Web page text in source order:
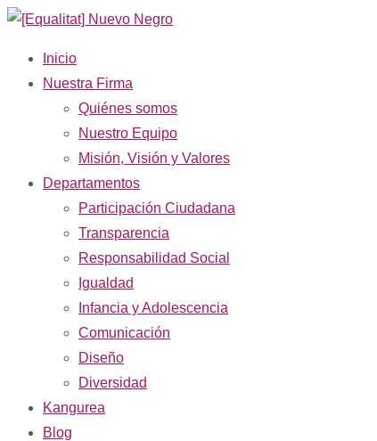
Inicio
Nuestra Firma
Quiénes somos
Nuestro Equipo
Misión, Visión y Valores
Departamentos
Participación Ciudadana
Transparencia
Responsabilidad Social
Igualdad
Infancia y Adolescencia
Comunicación
Diseño
Diversidad
Kangurea
Blog